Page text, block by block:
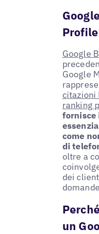
Profile
Google
Google
citazioni
ranking
fornisce
come
di
oltre a
dei
un